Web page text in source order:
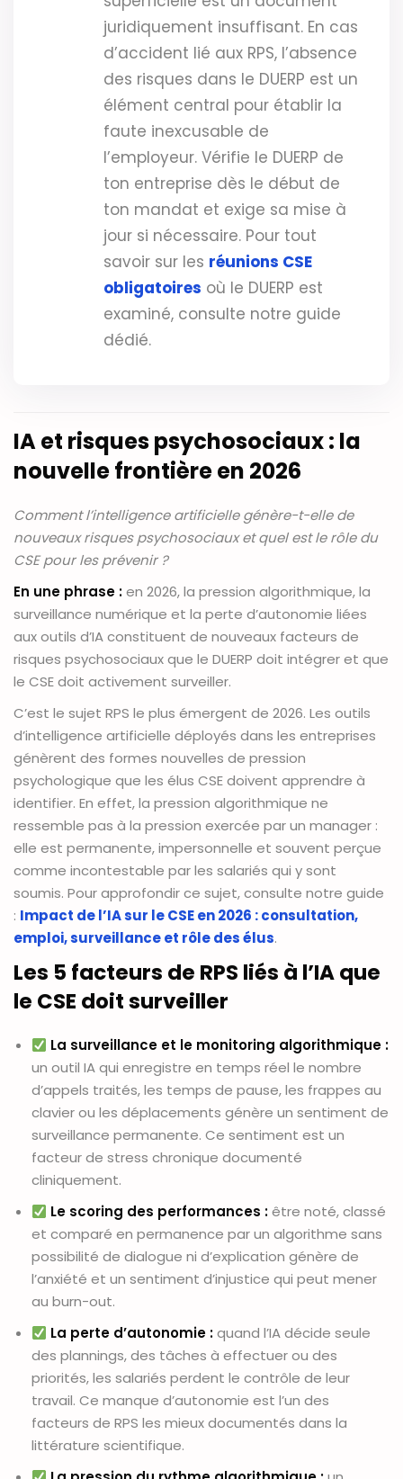
juridiquement insuffisant. En cas
d’accident lié aux RPS, l’absence
des risques dans le DUERP est un
élément central pour établir la
faute inexcusable de
l’employeur. Vérifie le DUERP de
ton entreprise dès le début de
ton mandat et exige sa mise à
jour si nécessaire. Pour tout
savoir sur les réunions CSE
obligatoires où le DUERP est
examiné, consulte notre guide
dédié.
IA et risques psychosociaux : la
nouvelle frontière en 2026
Comment l’intelligence artificielle génère-t-elle de
nouveaux risques psychosociaux et quel est le rôle du
CSE pour les prévenir ?
En une phrase :en 2026, la pression algorithmique, la
surveillance numérique et la perte d’autonomie liées
aux outils d’IA constituent de nouveaux facteurs de
risques psychosociaux que le DUERP doit intégrer et que
le CSE doit activement surveiller.
C’est le sujet RPS le plus émergent de 2026. Les outils
d’intelligence artificielle déployés dans les entreprises
génèrent des formes nouvelles de pression
psychologique que les élus CSE doivent apprendre à
identifier. En effet, la pression algorithmique ne
ressemble pas à la pression exercée par un manager :
elle est permanente, impersonnelle et souvent perçue
comme incontestable par les salariés qui y sont
soumis. Pour approfondir ce sujet, consulte notre guide
: Impact de l’IA sur le CSE en 2026 : consultation,
emploi, surveillance et rôle des élus.
Les 5 facteurs de RPS liés à l’IA que
le CSE doit surveiller
La surveillance et le monitoring algorithmique :
un outil IA qui enregistre en temps réel le nombre
d’appels traités, les temps de pause, les frappes au
clavier ou les déplacements génère un sentiment de
surveillance permanente. Ce sentiment est un
facteur de stress chronique documenté
cliniquement.
Le scoring des performances :être noté, classé
et comparé en permanence par un algorithme sans
possibilité de dialogue ni d’explication génère de
l’anxiété et un sentiment d’injustice qui peut mener
au burn-out.
La perte d’autonomie :quand l’IA décide seule
des plannings, des tâches à effectuer ou des
priorités, les salariés perdent le contrôle de leur
travail. Ce manque d’autonomie est l’un des
facteurs de RPS les mieux documentés dans la
littérature scientifique.